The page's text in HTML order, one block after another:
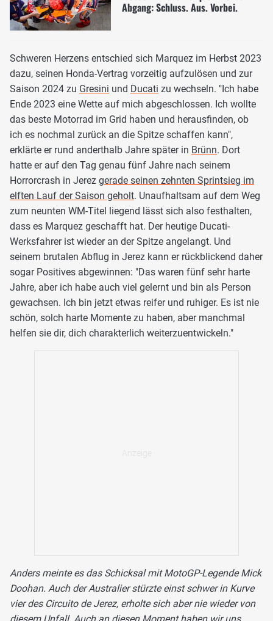
Abgang: Schluss. Aus. Vorbei.
Schweren Herzens entschied sich Marquez im Herbst 2023
dazu, seinen Honda-Vertrag vorzeitig aufzulösen und zur
Saison 2024 zu Gresini und Ducati zu wechseln. "Ich habe
Ende 2023 eine Wette auf mich abgeschlossen. Ich wollte
das beste Motorrad im Grid haben und herausfinden, ob
ich es nochmal zurück an die Spitze schaffen kann",
erklärte er rund anderthalb Jahre später in Brünn. Dort
hatte er auf den Tag genau fünf Jahre nach seinem
Horrorcrash in Jerez gerade seinen zehnten Sprintsieg im
elften Lauf der Saison geholt. Unaufhaltsam auf dem Weg
zum neunten WM-Titel liegend lässt sich also festhalten,
dass es Marquez geschafft hat. Der heutige Ducati-
Werksfahrer ist wieder an der Spitze angelangt. Und
seinem brutalen Abflug in Jerez kann er rückblickend daher
sogar Positives abgewinnen: "Das waren fünf sehr harte
Jahre, aber ich habe auch viel gelernt und bin als Person
gewachsen. Ich bin jetzt etwas reifer und ruhiger. Es ist nie
schön, solch harte Momente zu haben, aber manchmal
helfen sie dir, dich charakterlich weiterzuentwickeln."
Anders meinte es das Schicksal mit MotoGP-Legende Mick
Doohan. Auch der Australier stürzte einst schwer in Kurve
vier des Circuito de Jerez, erholte sich aber nie wieder von